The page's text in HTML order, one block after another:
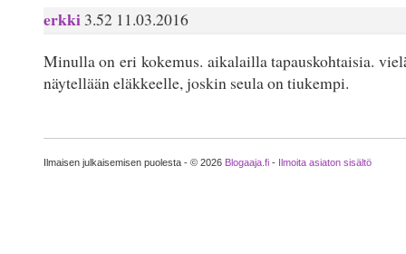
erkki 3.52 11.03.2016
Minulla on eri kokemus. aikalailla tapauskohtaisia.
näytellään eläkkeelle, joskin seula on tiukempi.
Ilmaisen julkaisemisen puolesta - © 2026 Blogaaja.fi- Ilmoita asiaton sisältö